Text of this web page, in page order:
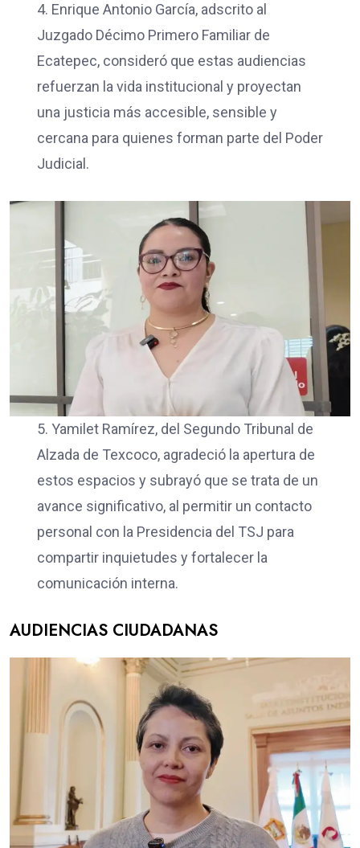
4. Enrique Antonio García, adscrito al
Juzgado Décimo Primero Familiar de
Ecatepec, consideró que estas audiencias
refuerzan la vida institucional y proyectan
una justicia más accesible, sensible y
cercana para quienes forman parte del Poder
Judicial.
5. Yamilet Ramírez, del Segundo Tribunal de
Alzada de Texcoco, agradeció la apertura de
estos espacios y subrayó que se trata de un
avance significativo, al permitir un contacto
personal con la Presidencia del TSJ para
compartir inquietudes y fortalecer la
comunicación interna.
AUDIENCIAS CIUDADANAS